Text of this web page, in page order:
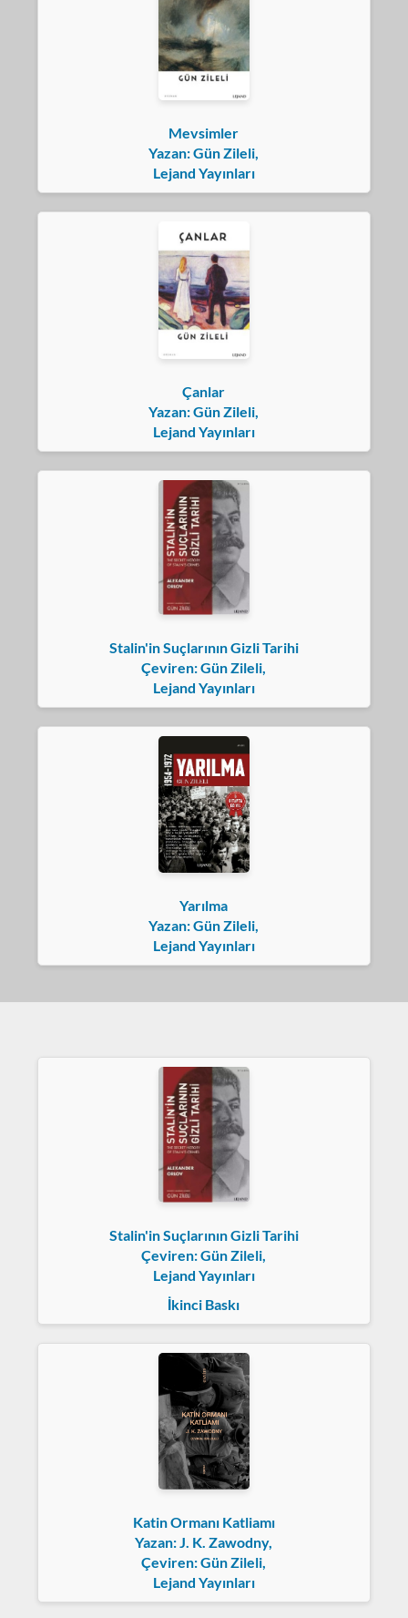
Mevsimler
Yazan: Gün Zileli,
Lejand Yayınları
Çanlar
Yazan: Gün Zileli,
Lejand Yayınları
Stalin'in Suçlarının Gizli Tarihi
Çeviren: Gün Zileli,
Lejand Yayınları
Yarılma
Yazan: Gün Zileli,
Lejand Yayınları
Stalin'in Suçlarının Gizli Tarihi
Çeviren: Gün Zileli,
Lejand Yayınları
İkinci Baskı
Katin Ormanı Katliamı
Yazan: J. K. Zawodny,
Çeviren: Gün Zileli,
Lejand Yayınları